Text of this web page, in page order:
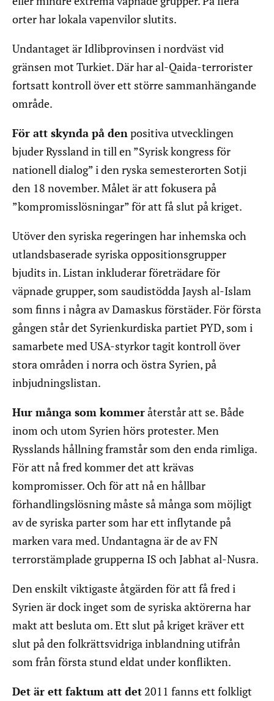
orter har lokala vapenvilor slutits.
Undantaget är Idlibprovinsen i nordväst vid
gränsen mot Turkiet. Där har al-Qaida-terrorister
fortsatt kontroll över ett större sammanhängande
område.
För att skynda på denpositiva utvecklingen
bjuder Ryssland in till en ”Syrisk kongress för
nationell dialog” i den ryska semesterorten Sotji
den 18 november. Målet är att fokusera på
”kompromisslösningar” för att få slut på kriget.
Utöver den syriska regeringen har inhemska och
utlandsbaserade syriska oppositionsgrupper
bjudits in. Listan inkluderar företrädare för
väpnade grupper, som saudistödda Jaysh al-Islam
som finns i några av Damaskus förstäder. För första
gången står det Syrienkurdiska partiet PYD, som i
samarbete med USA-styrkor tagit kontroll över
stora områden i norra och östra Syrien, på
inbjudningslistan.
Hur många som kommeråterstår att se. Både
inom och utom Syrien hörs protester. Men
Rysslands hållning framstår som den enda rimliga.
För att nå fred kommer det att krävas
kompromisser. Och för att nå en hållbar
förhandlingslösning måste så många som möjligt
av de syriska parter som har ett inflytande på
marken vara med. Undantagna är de av FN
terrorstämplade grupperna IS och Jabhat al-Nusra.
Den enskilt viktigaste åtgärden för att få fred i
Syrien är dock inget som de syriska aktörerna har
makt att besluta om. Ett slut på kriget kräver ett
slut på den folkrättsvidriga inblandning utifrån
som från första stund eldat under konflikten.
Det är ett faktum att det 2011 fanns ett folkligt